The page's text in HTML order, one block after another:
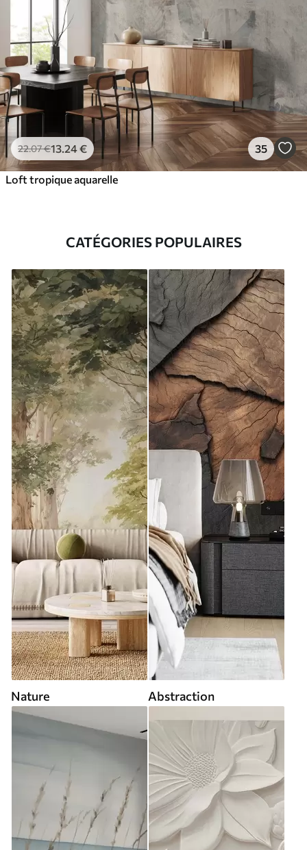
22.07€13 .24€ 35
Loft tropique aquarelle
CATÉGORIES POPULAIRES
Nature Abstraction